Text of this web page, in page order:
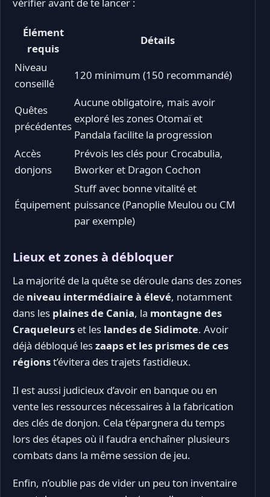
Élément
requis
Détails
Niveau
conseillé
120 minimum (150 recommandé)
Quêtes
précédentes
Aucune obligatoire, mais avoir
exploré les zones Otomaï et
Pandala facilite la progression
Accès
donjons
Prévois les clés pour Crocabulia,
Bworker et Dragon Cochon
Équipement
Stuff avec bonne vitalité et
puissance (Panoplie Meulou ou CM
par exemple)
Lieux et zones à débloquer
La majorité de la quête se déroule dans des zones
de niveau intermédiaire à élevé, notamment
dans les plaines de Cania, la montagne des
Craqueleurs et les landes de Sidimote. Avoir
déjà débloqué leszaaps et les prismes de ces
régionst’évitera des trajets fastidieux.
Il est aussi judicieux d’avoir en banque ou en
vente les ressources nécessaires à la fabrication
des clés de donjon. Cela t’épargnera du temps
lors des étapes où il faudra enchaîner plusieurs
combats dans la même session de jeu.
Enfin, n’oublie pas de vider un peu ton inventaire